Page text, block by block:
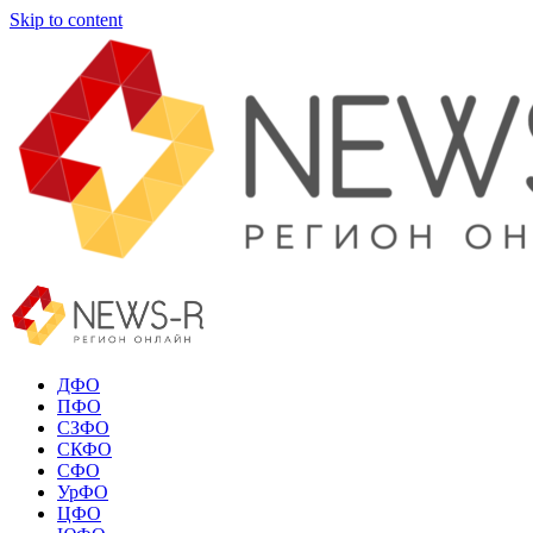
Skip to content
ДФО
ПФО
СЗФО
СКФО
СФО
УрФО
ЦФО